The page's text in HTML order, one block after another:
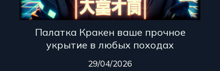
Палатка Кракен ваше прочное
укрытие в любых походах
29/04/2026